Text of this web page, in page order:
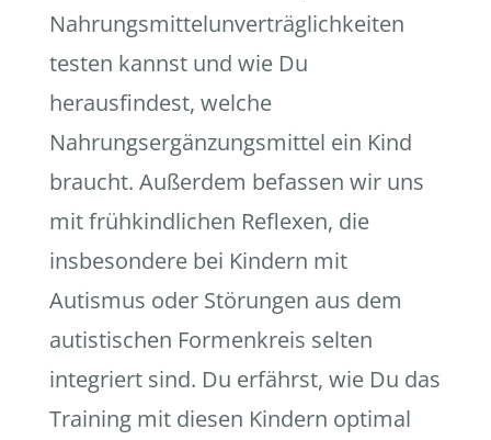
Nahrungsmittelunverträglichkeiten
testen kannst und wie Du
herausfindest, welche
Nahrungsergänzungsmittel ein Kind
braucht. Außerdem befassen wir uns
mit frühkindlichen Reflexen, die
insbesondere bei Kindern mit
Autismus oder Störungen aus dem
autistischen Formenkreis selten
integriert sind. Du erfährst, wie Du das
Training mit diesen Kindern optimal